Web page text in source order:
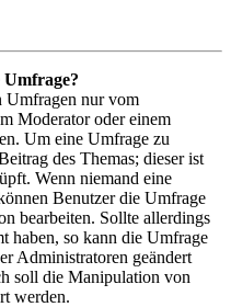
Umfrage?
Umfragen nur vom
Moderator oder einem
Um eine Umfrage zu
des Themas; dieser ist
Wenn niemand eine
Benutzer die Umfrage
bearbeiten. Sollte allerdings
haben, so kann die Umfrage
Administratoren geändert
soll die Manipulation von
werden.